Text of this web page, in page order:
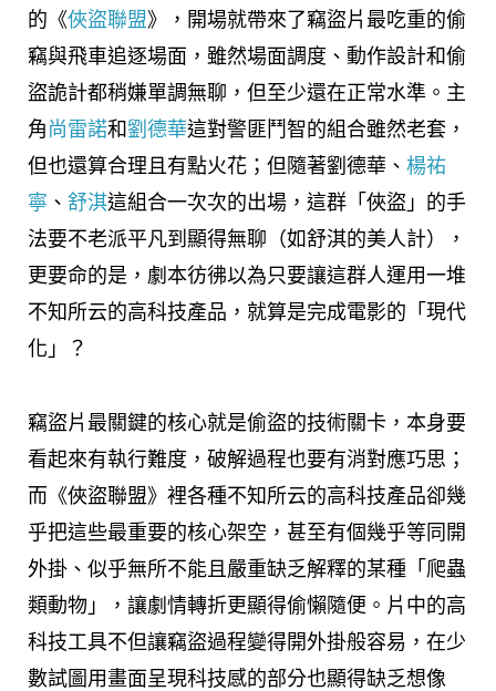
的《俠盜聯盟》，開場就帶來了竊盜片最吃重的偷
竊與飛車追逐場面，雖然場面調度、動作設計和偷
盜詭計都稍嫌單調無聊，但至少還在正常水準。主
角 尚雷諾和 劉德華這對警匪鬥智的組合雖然老套，
但也還算合理且有點火花；但隨著劉德華、 楊祐
寧 、 舒淇這組合一次次的出場，這群「俠盜」的手
法要不老派平凡到顯得無聊（如舒淇的美人計），
更要命的是，劇本彷彿以為只要讓這群人運用一堆
不知所云的高科技產品，就算是完成電影的「現代
化」？
竊盜片最關鍵的核心就是偷盜的技術關卡，本身要
看起來有執行難度，破解過程也要有消對應巧思；
而《俠盜聯盟》裡各種不知所云的高科技產品卻幾
乎把這些最重要的核心架空，甚至有個幾乎等同開
外掛、似乎無所不能且嚴重缺乏解釋的某種「爬蟲
類動物」，讓劇情轉折更顯得偷懶隨便。片中的高
科技工具不但讓竊盜過程變得開外掛般容易，在少
數試圖用畫面呈現科技感的部分也顯得缺乏想像